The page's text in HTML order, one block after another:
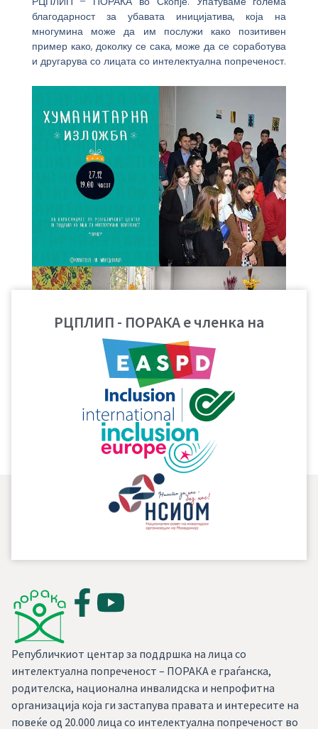
благодарност за убавата иницијатива, која на
многумина може да им послужи како позитивен
пример како, доколку се сака, може да се соработува
и другарува со лицата со интелектуална попреченост.
РЦПЛИП - ПОРАКА е членка на
Републичкиот центар за поддршка на лица со
интелектуална попреченост – ПОРАКА е граѓанска,
родителска, национална инвалидска и непрофитна
организација која ги застапува правата и интересите на
повеќе од 20.000 лица со интелектуална попреченост во